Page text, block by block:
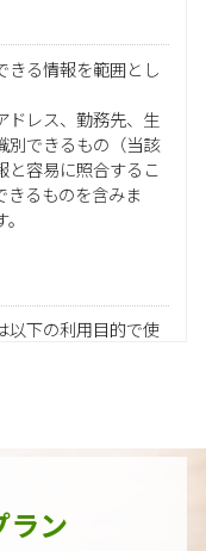
きる情報を範囲とし
ドレス、勤務先、生
別できるもの（当該
と容易に照合するこ
きるものを含みま
以下の利用目的で使
様担当者の識別
システムの運用
ート・キャンペーン
ラン